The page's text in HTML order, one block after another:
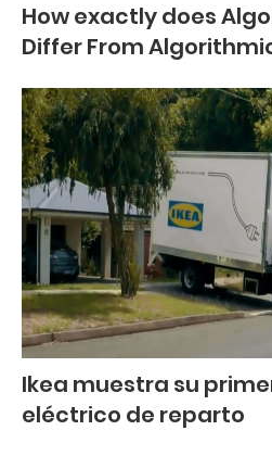
How exactly does
Differ From
Ikea muestra su
eléctrico de reparto